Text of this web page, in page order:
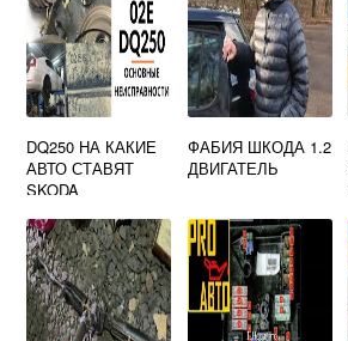
DQ250 НА КАКИЕ
АВТО СТАВЯТ
SKODA
ФАБИЯ ШКОДА 1.2
ДВИГАТЕЛЬ